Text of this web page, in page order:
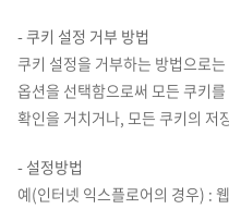
- 쿠키 설정 거부 방법
쿠키 설정을 거부하는 방법으로
옵션을 선택함으로써 모든 쿠키
확인을 거치거나, 모든 쿠키의 저
- 설정방법
예(인터넷 익스플로어의 경우) :